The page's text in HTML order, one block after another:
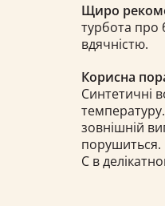
Щиро
турбота про
вдячністю.
Корисна
Синтетичні
зовнішній
порушиться.
С в